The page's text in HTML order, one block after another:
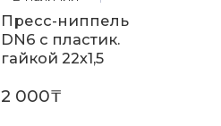
Пресс-ниппель
DN6 с пластик.
гайкой 22х1,5
2 000₸